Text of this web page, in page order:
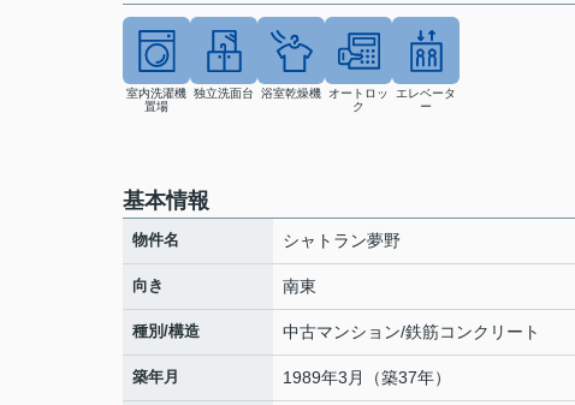
室内洗濯機
置場
独立洗面台 浴室乾燥機
オートロッ
ク
エレベータ
ー
基本情報
物件名 シャトラン夢野
向き 南東
種別/構造 中古マンション/鉄筋コンクリート
築年月 1989年3月（築37年）